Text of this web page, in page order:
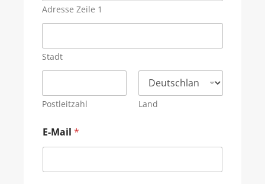
Adresse Zeile 1
Stadt
Postleitzahl Land
E-Mail *